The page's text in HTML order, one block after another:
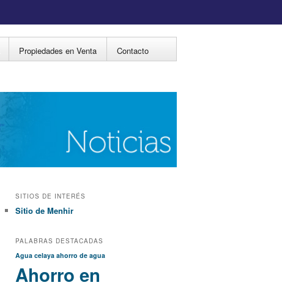
Propiedades en Venta Contacto
SITIOS DE INTERÉS
Sitio de Menhir
PALABRAS DESTACADAS
Agua celaya ahorro de agua
Ahorro en